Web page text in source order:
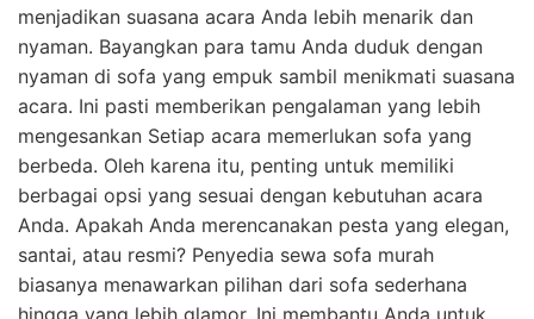
menjadikan suasana acara Anda lebih menarik dan
nyaman. Bayangkan para tamu Anda duduk dengan
nyaman di sofa yang empuk sambil menikmati suasana
acara. Ini pasti memberikan pengalaman yang lebih
mengesankan Setiap acara memerlukan sofa yang
berbeda. Oleh karena itu, penting untuk memiliki
berbagai opsi yang sesuai dengan kebutuhan acara
Anda. Apakah Anda merencanakan pesta yang elegan,
santai, atau resmi? Penyedia sewa sofa murah
biasanya menawarkan pilihan dari sofa sederhana
hingga yang lebih glamor. Ini membantu Anda untuk